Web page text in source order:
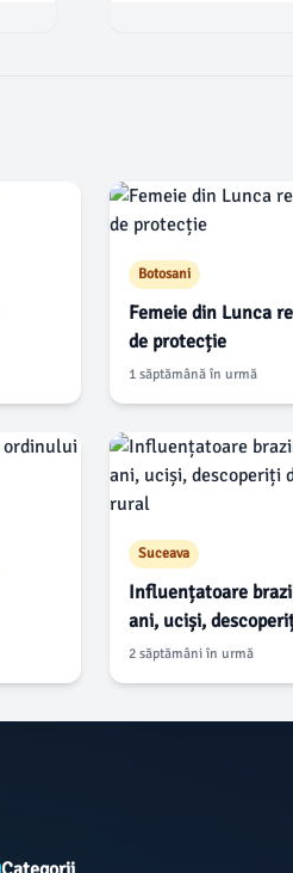
Botosani
Femeie din Lunca
de protecție
1 săptămână în urmă
Suceava
Influențatoare
ani, uciși,
drum rural
2 săptămâni în urmă